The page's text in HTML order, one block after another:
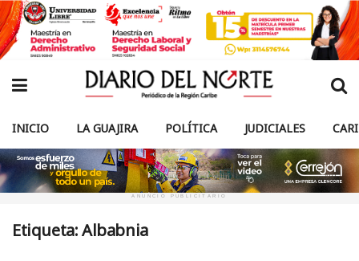
INICIO LA GUAJIRA POLÍTICA JUDICIALES
ANUNCIO PUBLICITARIO
Etiqueta:Albabnia